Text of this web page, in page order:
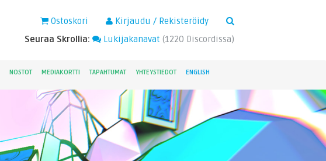
Kirjaudu / Rekisteröidy
Ostoskori
Seuraa Skrollia:
Lukijakanavat (1220 Discordissa)
NOSTOT MEDIAKORTTI TAPAHTUMAT YHTEYSTIEDOT ENGLISH